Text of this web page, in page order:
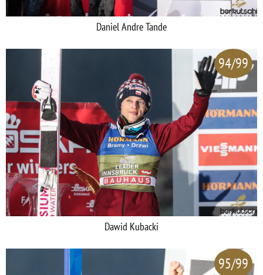
Daniel Andre Tande
94/99
Dawid Kubacki
95/99